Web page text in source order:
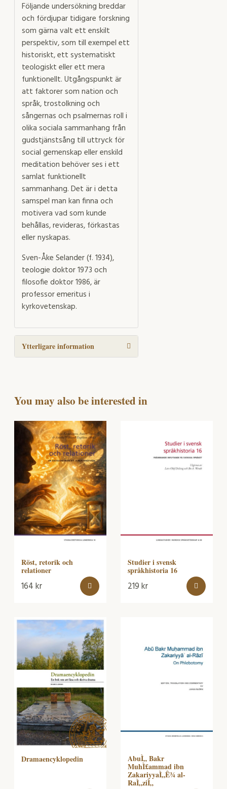
Följande undersökning breddar
och fördjupar tidigare forskning
som gärna valt ett enskilt
perspektiv, som till exempel ett
historiskt, ett systematiskt
teologiskt eller ett mera
funktionellt. Utgångspunkt är
att faktorer som nation och
språk, trostolkning och
sångernas och psalmernas roll i
olika sociala sammanhang från
gudstjänstsång till uttryck för
social gemenskap eller enskild
meditation behöver ses i ett
samlat funktionellt
sammanhang. Det är i detta
samspel man kan finna och
motivera vad som kunde
behållas, revideras, förkastas
eller nyskapas.
Sven-Åke Selander (f. 1934),
teologie doktor 1973 och
filosofie doktor 1986, är
professor emeritus i
kyrkovetenskap.
Ytterligare information
You may also be interested in
Röst, retorik och
relationer
164kr
Studier i svensk
språkhistoria 16
219kr
Dramaencyklopedin AbuÌ„ Bakr
MuhÌ£ammad ibn
ZakariyyaÌ„Ê¾ al-
RaÌ„ziÌ„